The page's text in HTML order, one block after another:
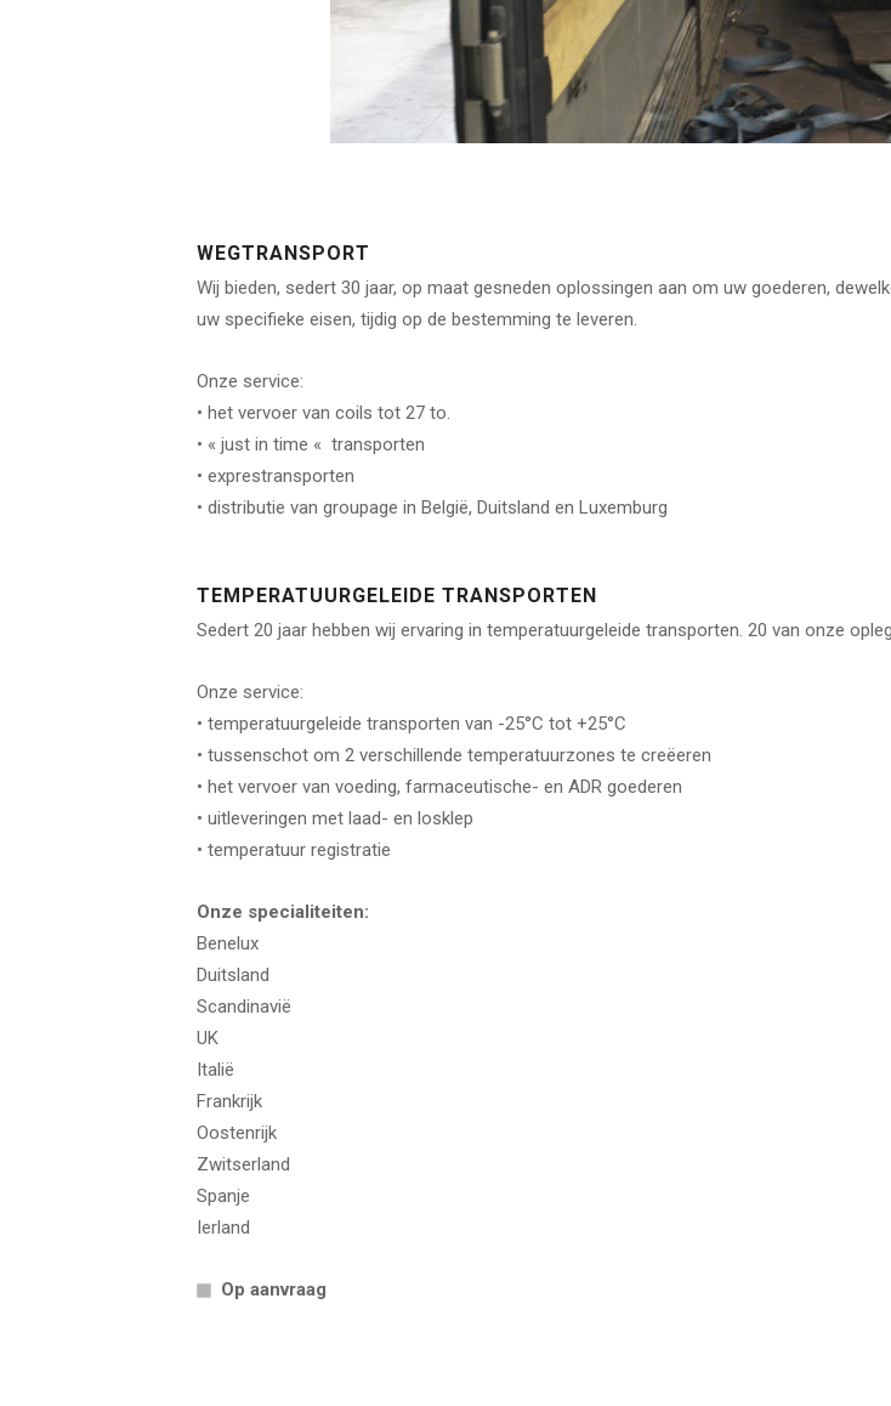
WEGTRANSPORT
Wij bieden, sedert 30 jaar, op maat gesneden oplossingen aan om uw goederen,
uw specifieke eisen, tijdig op de bestemming te leveren.
Onze service:
• het vervoer van coils tot 27 to.
• « just in time « transporten
• exprestransporten
• distributie van groupage in België, Duitsland en Luxemburg
TEMPERATUURGELEIDE TRANSPORTEN
Sedert 20 jaar hebben wij ervaring in temperatuurgeleide transporten. 20 van onze
Onze service:
• temperatuurgeleide transporten van -25°C tot +25°C
• tussenschot om 2 verschillende temperatuurzones te creëeren
• het vervoer van voeding, farmaceutische- en ADR goederen
• uitleveringen met laad- en losklep
• temperatuur registratie
Onze specialiteiten:
Benelux
Duitsland
Scandinavië
UK
Italië
Frankrijk
Oostenrijk
Zwitserland
Spanje
Ierland
Op aanvraag